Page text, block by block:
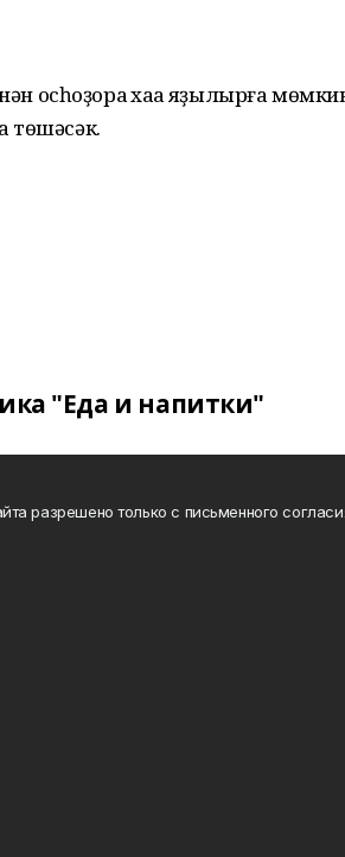
хаҡҡа яҙылырға
төшәсәк.
"Еда и напитки"
разрешено только с письменного